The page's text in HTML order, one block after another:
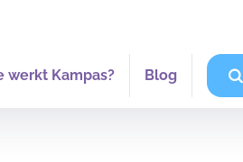
werkt Kampas? Blog